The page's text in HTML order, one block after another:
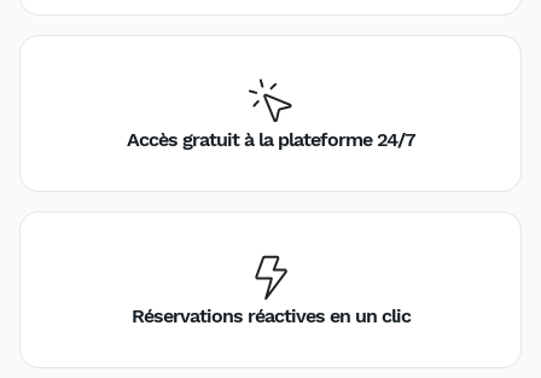
Accès gratuit à la plateforme 24/7
Réservations réactives en un clic